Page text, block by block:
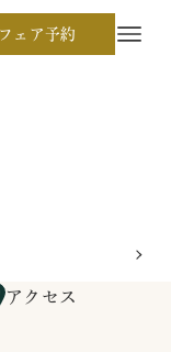
フェア予約
アクセス